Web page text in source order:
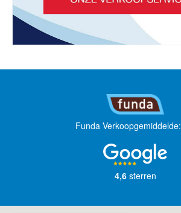
Funda Verkoopgemiddelde:
4,6sterren